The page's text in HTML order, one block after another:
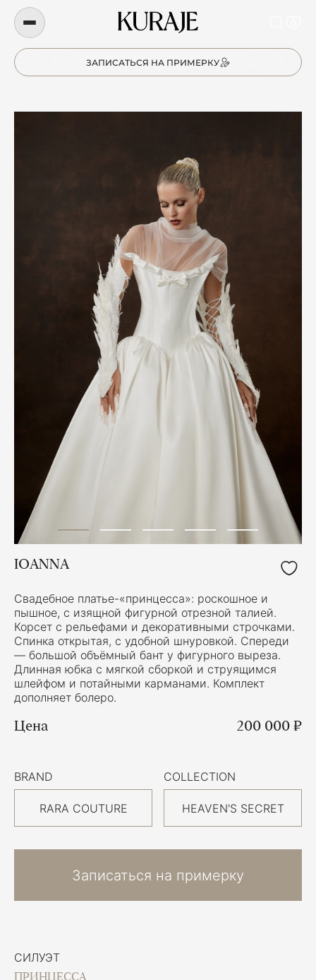
ЗАПИСАТЬСЯ НА ПРИМЕРКУ
СИЛУЭТ
ПРИНЦЕССА
IOANNA
Свадебное платье-«принцесса»: роскошное и
пышное, с изящной фигурной отрезной талией.
Корсет с рельефами и декоративными строчками.
Спинка открытая, с удобной шнуровкой. Спереди
— большой объёмный бант у фигурного выреза.
Длинная юбка с мягкой сборкой и струящимся
шлейфом и потайными карманами. Комплект
дополняет болеро.
Цена 200 000 ₽
BRAND
RARA COUTURE
COLLECTION
HEAVEN'S SECRET
Записаться на примерку